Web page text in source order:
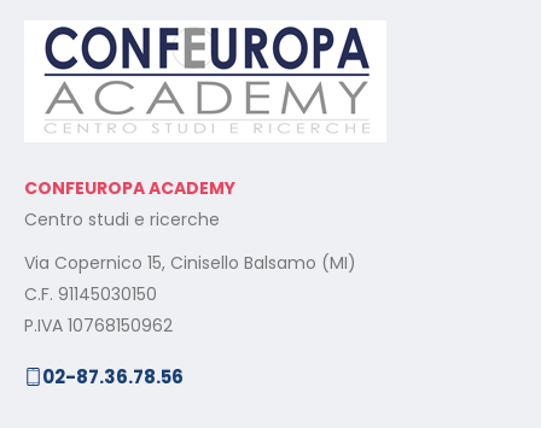
CONFEUROPA ACADEMY
Centro studi e ricerche
Via Copernico 15, Cinisello Balsamo (MI)
C.F. 91145030150
P.IVA 10768150962
02-87.36.78.56